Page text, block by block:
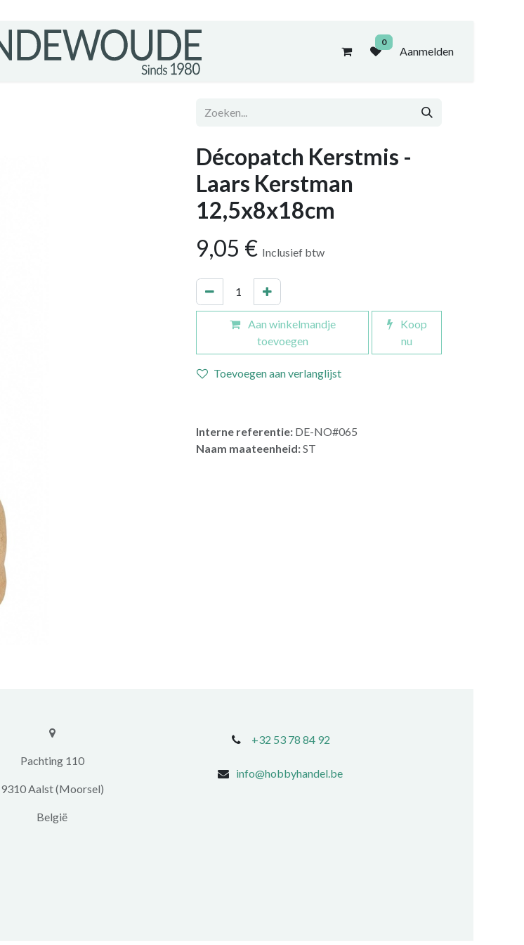
0
Aanmelden
Décopatch Kerstmis -
Laars Kerstman
12,5x8x18cm
9,05 € Inclusief btw
Aan winkelmandje
toevoegen
Koop
nu
Toevoegen aan verlanglijst
Interne referentie: DE-NO#065
Naam maateenheid:ST
+32 53 78 84 92
info@hobbyhandel.be
​​Pachting 110
9310 Aalst (Moorsel)
​België